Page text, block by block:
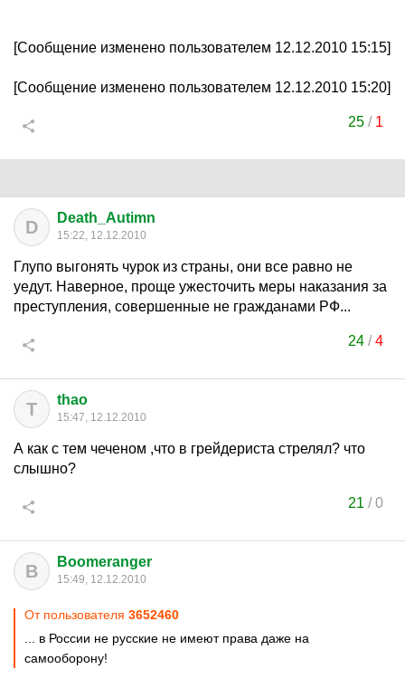
[Сообщение изменено пользователем 12.12.2010 15:15]
[Сообщение изменено пользователем 12.12.2010 15:20]
25 / 1
D Death_Autimn
15:22, 12.12.2010
Глупо выгонять чурок из страны, они все равно не
уедут. Наверное, проще ужесточить меры наказания за
преступления, совершенные не гражданами РФ...
24 /4
T thao
15:47, 12.12.2010
А как с тем чеченом ,что в грейдериста стрелял? что
слышно?
21 /0
B Boomeranger
15:49, 12.12.2010
От пользователя 3652460
... в России не русские не имеют права даже на
самооборону!